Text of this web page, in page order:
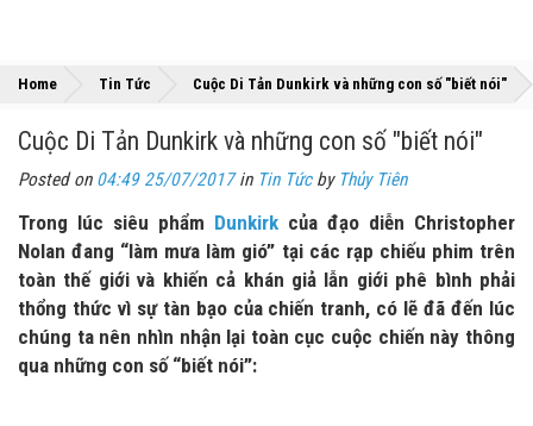
Home »
Tin Tức »
Cuộc Di Tản Dunkirk và những con số "biết nói"
Cuộc Di Tản Dunkirk và những con số "biết nói"
Posted on 04:49 25/07/2017in Tin Tứcby Thủy Tiên
Trong lúc siêu phẩm Dunkirk của đạo diễn Christopher
Nolan đang “làm mưa làm gió” tại các rạp chiếu phim trên
toàn thế giới và khiến cả khán giả lẫn giới phê bình phải
thổng thức vì sự tàn bạo của chiến tranh, có lẽ đã đến lúc
chúng ta nên nhìn nhận lại toàn cục cuộc chiến này thông
qua những con số “biết nói”: